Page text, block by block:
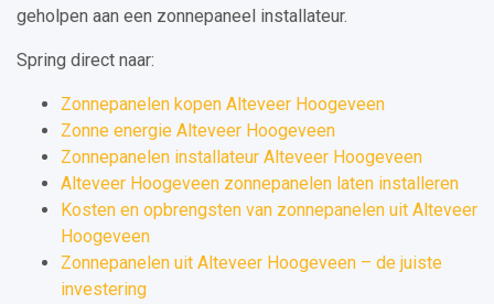
geholpen aan een zonnepaneel installateur.
Spring direct naar:
Zonnepanelen kopen Alteveer Hoogeveen
Zonne energie Alteveer Hoogeveen
Zonnepanelen installateur Alteveer Hoogeveen
Alteveer Hoogeveen zonnepanelen laten installeren
Kosten en opbrengsten van zonnepanelen uit Alteveer
Hoogeveen
Zonnepanelen uit Alteveer Hoogeveen – de juiste
investering